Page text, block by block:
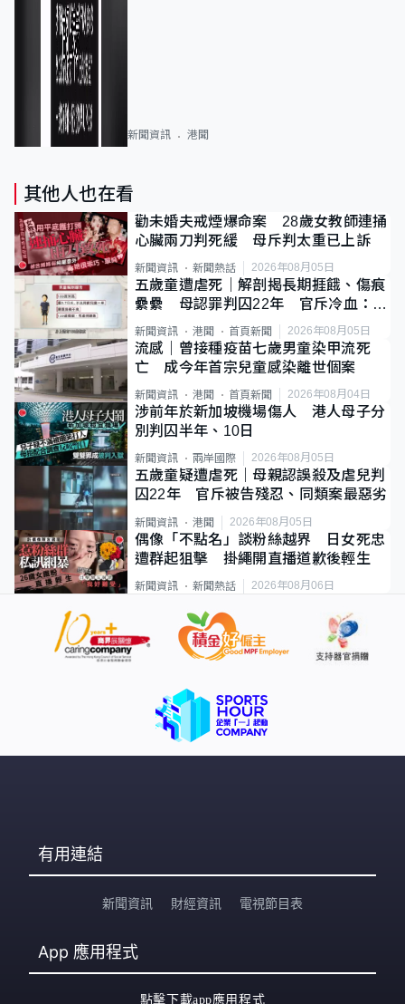
新聞資訊 港聞
其他人也在看
勸未婚夫戒煙爆命案 28歲女教師連捅
心臟兩刀判死緩 母斥判太重已上訴
新聞資訊 新聞熱話 2026年08月05日
五歲童遭虐死｜解剖揭長期捱餓、傷痕
纍纍 母認罪判囚22年 官斥冷血：同
類案最惡劣
新聞資訊 港聞 首頁新聞 2026年08月05日
流感｜曾接種疫苗七歲男童染甲流死
亡 成今年首宗兒童感染離世個案
新聞資訊 港聞 首頁新聞 2026年08月04日
涉前年於新加坡機場傷人 港人母子分
別判囚半年、10日
新聞資訊 兩岸國際 2026年08月05日
五歲童疑遭虐死｜母親認誤殺及虐兒判
囚22年 官斥被告殘忍、同類案最惡劣
新聞資訊 港聞 2026年08月05日
偶像「不點名」談粉絲越界 日女死忠
遭群起狙擊 掛繩開直播道歉後輕生
新聞資訊 新聞熱話 2026年08月06日
有用連結
新聞資訊 財經資訊 電視節目表
App 應用程式
點擊下載app應用程式